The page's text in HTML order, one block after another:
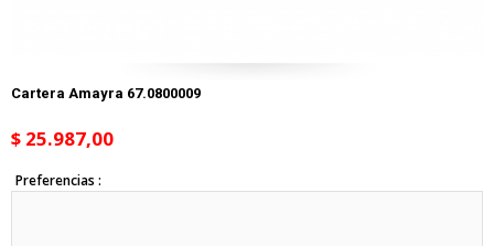
Cartera Amayra 67.0800009
$ 25.987,00
Preferencias